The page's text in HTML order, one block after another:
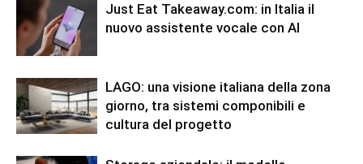
Just Eat Takeaway.com: in Italia il
nuovo assistente vocale con AI
LAGO: una visione italiana della zona
giorno, tra sistemi componibili e
cultura del progetto